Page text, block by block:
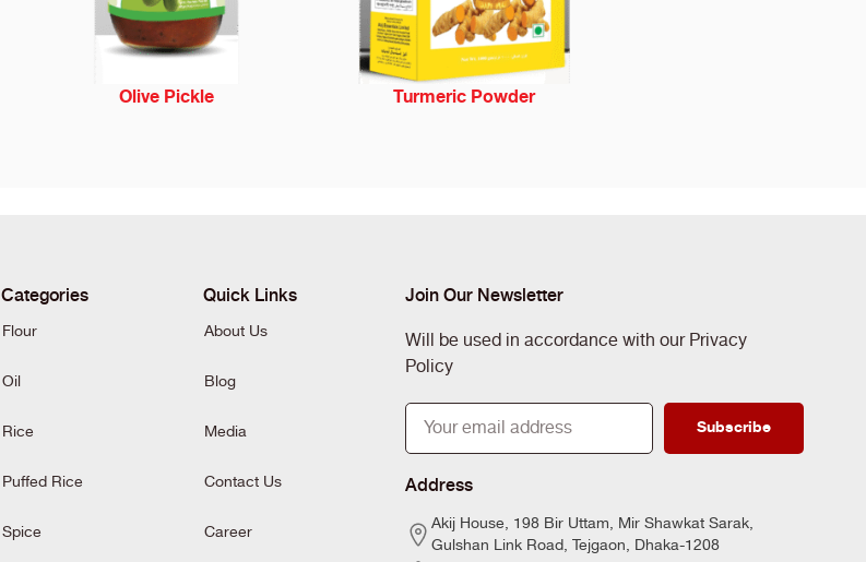
Olive Pickle Turmeric Powder
Categories
Flour
Oil
Rice
Puffed Rice
Spice
Quick Links
About Us
Blog
Media
Contact Us
Career
Join Our Newsletter
Will be used in accordance with our Privacy
Policy
Subscribe
Address
Akij House, 198 Bir Uttam, Mir Shawkat Sarak,
Gulshan Link Road, Tejgaon, Dhaka-1208